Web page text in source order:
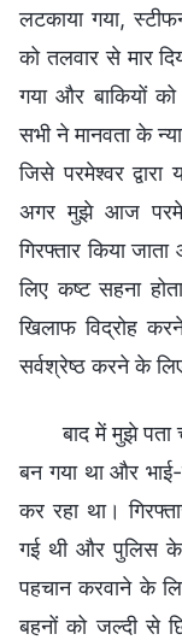
लटकाया गया,
को तलवार से मार
गया और बाकियों
सभी ने मानवता के
जिसे परमेश्वर
अगर मुझे आज
गिरफ्तार किया
लिए कष्ट सहना
खिलाफ विद्रोह
सर्वश्रेष्ठ करने के
बाद में मुझे पता
बन गया था और
कर रहा था।
गई थी और पुलिस
पहचान करवाने के
बहनों को जल्दी से